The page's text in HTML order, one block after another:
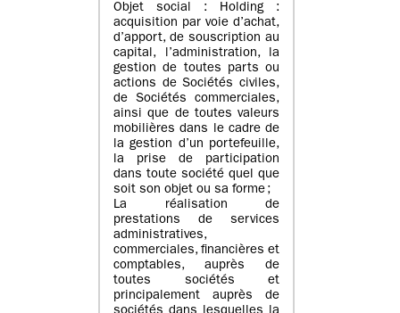
Objet social : Holding :
acquisition par voie d’achat,
d’apport, de souscription au
capital, l’administration, la
gestion de toutes parts ou
actions de Sociétés civiles,
de Sociétés commerciales,
ainsi que de toutes valeurs
mobilières dans le cadre de
la gestion d’un portefeuille,
la prise de participation
dans toute société quel que
soit son objet ou sa forme ;
La réalisation de
prestations de services
administratives,
commerciales, financières et
comptables, auprès de
toutes sociétés et
principalement auprès de